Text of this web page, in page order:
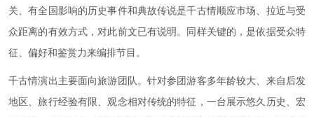
关、有全国影响的历史事件和典故传说是千古情顺应市场、拉近与受
众距离的有效方式，对此前文已有说明。同样关键的，是依据受众特
征、偏好和鉴赏力来编排节目。
千古情演出主要面向旅游团队。针对参团游客多年龄较大、来自后发
地区、旅行经验有限、观念相对传统的特征，一台展示悠久历史、宏